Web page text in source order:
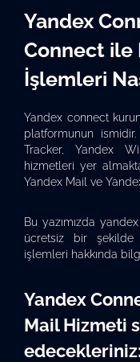
Yandex
Connect ile
İşlemleri
Yandex connect
platformunun
Tracker, Yandex
hizmetleri yer
Yandex Mail ve
Bu yazımızda
ücretsiz bir şekilde
işlemleri hakkında
Yandex
Mail Hizmeti
edecekleriniz: